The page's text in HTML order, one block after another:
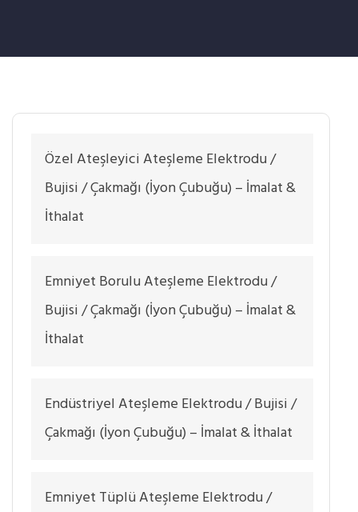
Özel Ateşleyici Ateşleme Elektrodu /
Bujisi / Çakmağı (İyon Çubuğu) – İmalat &
İthalat
Emniyet Borulu Ateşleme Elektrodu /
Bujisi / Çakmağı (İyon Çubuğu) – İmalat &
İthalat
Endüstriyel Ateşleme Elektrodu / Bujisi /
Çakmağı (İyon Çubuğu) – İmalat & İthalat
Emniyet Tüplü Ateşleme Elektrodu /